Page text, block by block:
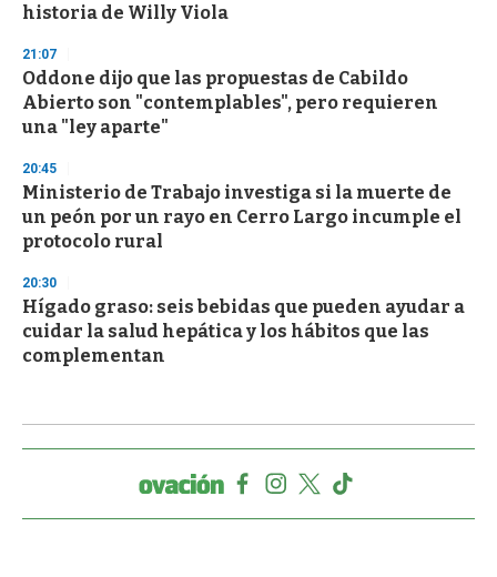
historia de Willy Viola
21:07
Oddone dijo que las propuestas de Cabildo
Abierto son "contemplables", pero requieren
una "ley aparte"
20:45
Ministerio de Trabajo investiga si la muerte de
un peón por un rayo en Cerro Largo incumple el
protocolo rural
20:30
Hígado graso: seis bebidas que pueden ayudar a
cuidar la salud hepática y los hábitos que las
complementan